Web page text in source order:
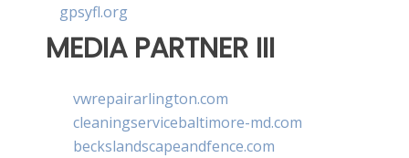
gpsyfl.org
MEDIA PARTNER III
vwrepairarlington.com
cleaningservicebaltimore-md.com
beckslandscapeandfence.com